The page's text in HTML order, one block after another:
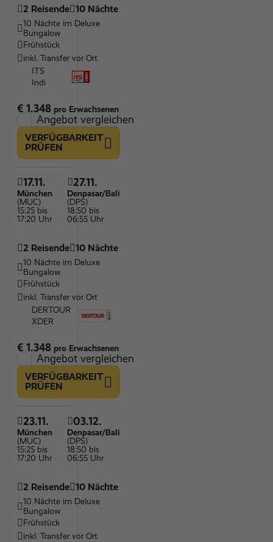
2 Reisende 10 Nächte
10 Nächte im Deluxe
Bungalow
Frühstück
inkl. Transfer vor Ort
ITS
Indi
€ 1.348 pro Erwachsenen
Angebot vergleichen
VERFÜGBARKEIT
PRÜFEN
17.11.
München
(MUC)
15:25 bis
17:20 Uhr
27.11.
Denpasar/Bali
(DPS)
18:50 bis
06:55 Uhr
2 Reisende 10 Nächte
10 Nächte im Deluxe
Bungalow
Frühstück
inkl. Transfer vor Ort
DERTOUR
XDER
€ 1.348 pro Erwachsenen
Angebot vergleichen
VERFÜGBARKEIT
PRÜFEN
23.11.
München
(MUC)
15:25 bis
17:20 Uhr
03.12.
Denpasar/Bali
(DPS)
18:50 bis
06:55 Uhr
2 Reisende 10 Nächte
10 Nächte im Deluxe
Bungalow
Frühstück
inkl. Transfer vor Ort